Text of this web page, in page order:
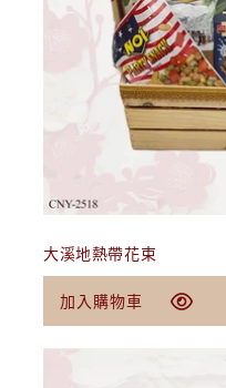
大溪地熱帶花束
定
價
$79.00 USD
加入購物車